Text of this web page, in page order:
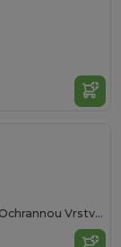
Dětský Bryndák s Dvojitou Ochrannou Vrstvou